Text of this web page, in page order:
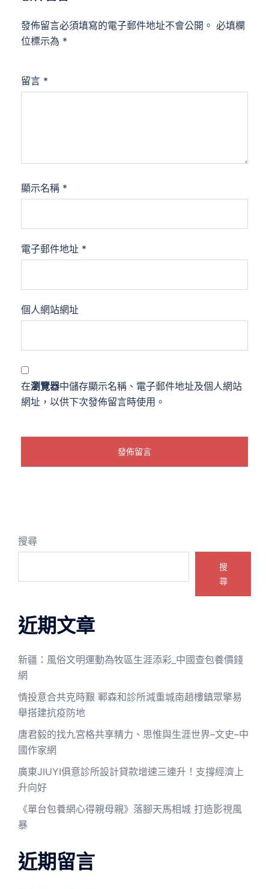
發佈留言必須填寫的電子郵件地址不會公開。 必填欄
位標示為 *
留言 *
顯示名稱 *
電子郵件地址 *
個人網站網址
在瀏覽器中儲存顯示名稱、電子郵件地址及個人網站
網址，以供下次發佈留言時使用。
搜尋
搜
尋
近期文章
新疆：風俗文明運動為牧區生涯添彩_中國查包養價錢
網
情投意合共克時艱 鄆森和診所減重城南趙樓鎮眾擎易
舉搭建抗疫防地
唐君毅的找九宮格共享精力、思惟與生涯世界–文史–中
國作家網
廣東JIUYI俱意診所設計貸款增速三連升！支撐經濟上
升向好
《單台包養網心得親母親》落腳天馬相城 打造影視風
暴
近期留言